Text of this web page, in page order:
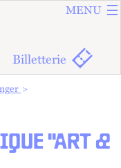
ALLER
ALLER
MENU
Billetterie
"ART &